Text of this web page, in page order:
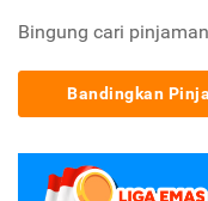
Bingung cari
Bandingkan